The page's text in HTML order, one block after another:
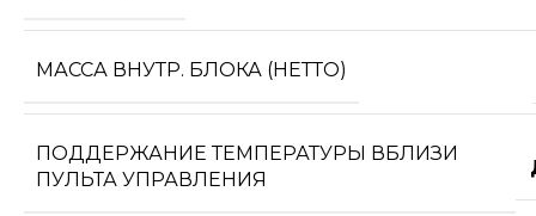
МАССА ВНУТР. БЛОКА (НЕТТО)
ПОДДЕРЖАНИЕ ТЕМПЕРАТУРЫ ВБЛИЗИ
ПУЛЬТА УПРАВЛЕНИЯ